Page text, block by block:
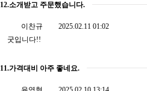
12.소개받고 주문했습니다.
이찬규
2025.02.11 01:02
굿입니다!!
11.가격대비 아주 좋네요.